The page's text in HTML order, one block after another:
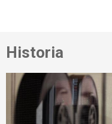
Historia